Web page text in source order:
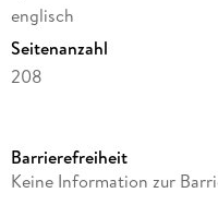
englisch
Seitenanzahl
208
Reihe
Barrierefreiheit
Keine Information zur